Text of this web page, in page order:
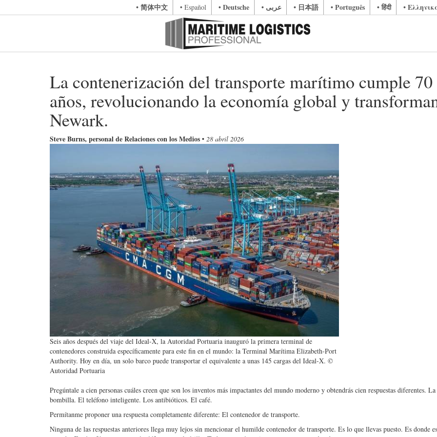
• 简体中文 • Español • Deutsche • عربى • 日本語 • Português • हिंदी •
La contenerización del transporte marítimo cumple 70
años, revolucionando la economía global y
Newark.
Steve Burns, personal de Relaciones con los Medios • 28 abril 2026
Seis años después del viaje del Ideal-X, la Autoridad Portuaria inauguró la primera terminal de
contenedores construida específicamente para este fin en el mundo: la Terminal Marítima Elizabeth-Port
Authority. Hoy en día, un solo barco puede transportar el equivalente a unas 145 cargas del Ideal-X. ©
Autoridad Portuaria
Pregúntale a cien personas cuáles creen que son los inventos más impactantes del mundo moderno y obtendrás cien respuestas diferentes. La
bombilla. El teléfono inteligente. Los antibióticos. El café.
Permítanme proponer una respuesta completamente diferente: El contenedor de transporte.
Ninguna de las respuestas anteriores llega muy lejos sin mencionar el humilde contenedor de transporte. Es lo que llevas puesto. Es donde